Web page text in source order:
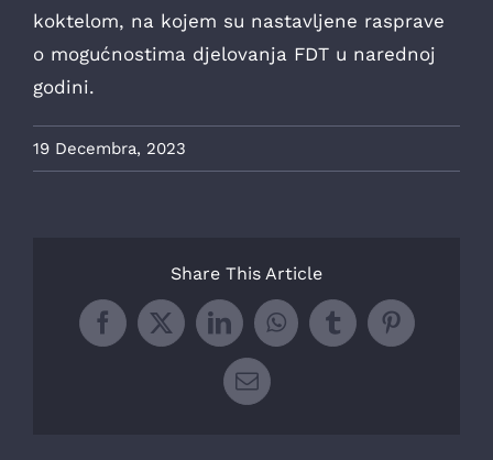
koktelom, na kojem su nastavljene rasprave
o mogućnostima djelovanja FDT u narednoj
godini.
19 Decembra, 2023
Share This Article
Facebook
X LinkedInWhatsApp
TumblrPinterest
Email